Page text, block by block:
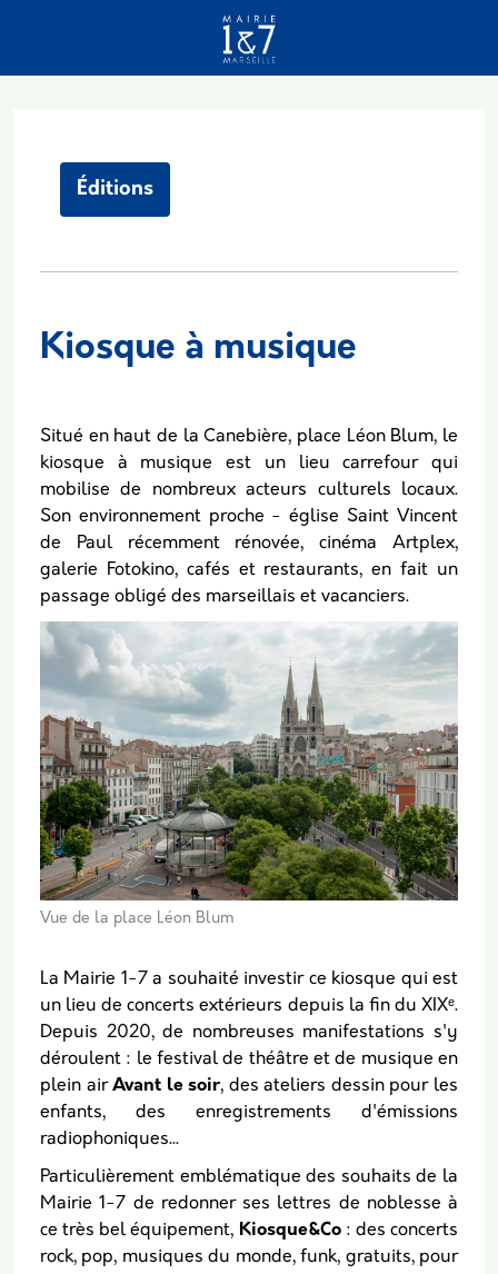
Éditions
Kiosque à musique
Body
Situé en haut de la Canebière, place Léon Blum, le
kiosque à musique est un lieu carrefour qui
mobilise de nombreux acteurs culturels locaux.
Son environnement proche - église Saint Vincent
de Paul récemment rénovée, cinéma Artplex,
galerie Fotokino, cafés et restaurants, en fait un
passage obligé des marseillais et vacanciers.
Vue de la place Léon Blum
La Mairie 1-7 a souhaité investir ce kiosque qui est
un lieu de concerts extérieurs depuis la fin du XIXᵉ.
Depuis 2020, de nombreuses manifestations s'y
déroulent : le festival de théâtre et de musique en
plein airAvant le soir, des ateliers dessin pour les
enfants, des enregistrements d'émissions
radiophoniques...
Particulièrement emblématique des souhaits de la
Mairie 1-7 de redonner ses lettres de noblesse à
ce très bel équipement, Kiosque&Co: des concerts
rock, pop, musiques du monde, funk, gratuits, pour